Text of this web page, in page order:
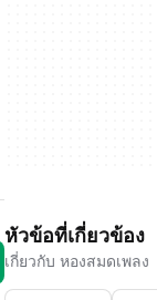
หัวข้อที่เกี่ยวข้อง
เกี่ยวกับ หองสมดเพลง